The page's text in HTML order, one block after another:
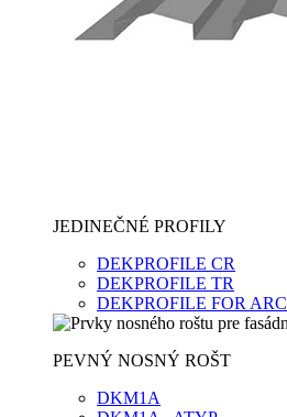
JEDINEČNÉ PROFILY
DEKPROFILE CR
DEKPROFILE TR
DEKPROFILE FOR
PEVNÝ NOSNÝ ROŠT
DKM1A